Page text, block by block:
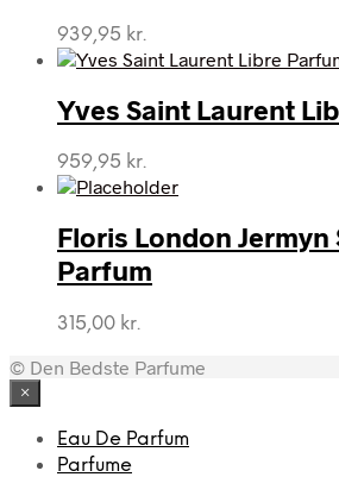
939,95 kr.
Yves Saint Laurent
959,95 kr.
Floris London Jermyn
Parfum
315,00 kr.
© Den Bedste Parfume
×
Eau De Parfum
Parfume